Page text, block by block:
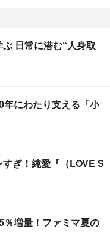
日常に潜む“人身取
年にわたり支える「小
ぎ！純愛『（LOVE S
％増量！ファミマ夏の